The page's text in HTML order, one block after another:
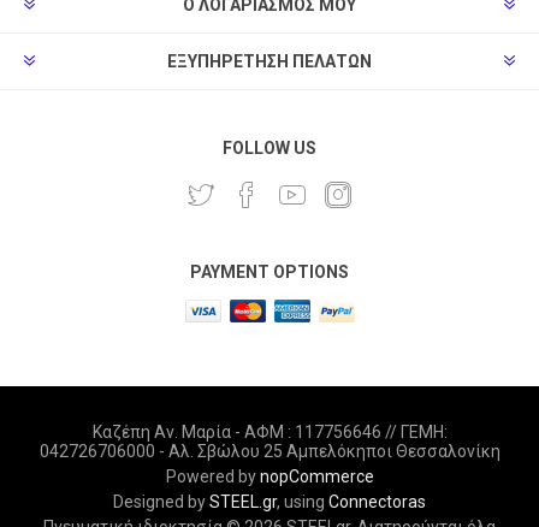
Ο ΛΟΓΑΡΙΑΣΜΌΣ ΜΟΥ
ΕΞΥΠΗΡΈΤΗΣΗ ΠΕΛΑΤΏΝ
FOLLOW US
PAYMENT OPTIONS
Καζέπη Αν. Μαρία - ΑΦΜ : 117756646 // ΓΕΜΗ:
042726706000 - Αλ. Σβώλου 25 Αμπελόκηποι Θεσσαλονίκη
Powered bynopCommerce
Designed bySTEEL.gr, using Connectoras